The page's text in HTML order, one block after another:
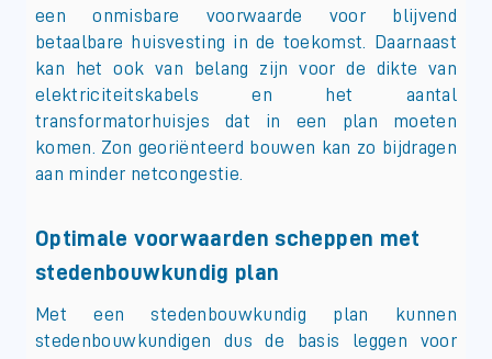
een onmisbare voorwaarde voor blijvend
betaalbare huisvesting in de toekomst. Daarnaast
kan het ook van belang zijn voor de dikte van
elektriciteitskabels en het aantal
transformatorhuisjes dat in een plan moeten
komen. Zon georiënteerd bouwen kan zo bijdragen
aan minder netcongestie.
Optimale voorwaarden scheppen met
stedenbouwkundig plan
Met een stedenbouwkundig plan kunnen
stedenbouwkundigen dus de basis leggen voor